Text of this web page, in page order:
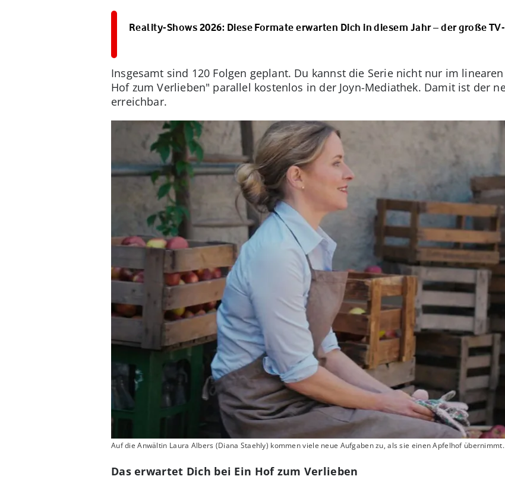
Reality-Shows 2026: Diese Formate erwarten Dich in diesem Jahr – der große
Insgesamt sind 120 Folgen geplant. Du kannst die Serie nicht nur im
Hof zum Verlieben" parallel kostenlos in der Joyn-Mediathek. Damit ist der
erreichbar.
Auf die Anwältin Laura Albers (Diana Staehly) kommen viele neue Aufgaben zu, als sie einen Apfelhof übernimmt.
Das erwartet Dich bei Ein Hof zum Verlieben